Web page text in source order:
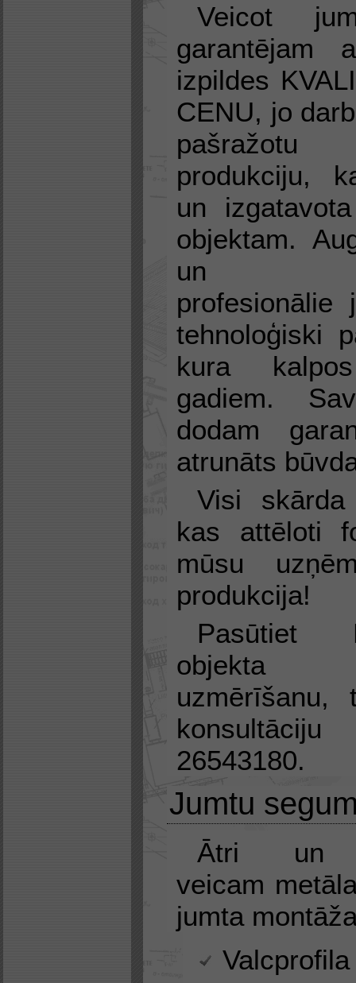
Veicot
garantējam
izpildes
CENU, jo
produkciju,
un
objektam.
un
profesionālie
tehnoloģiski
kura
gadiem.
dodam
atrunāts
Visi skārda
kas attēloti
mūsu
produkcija!
Pasūtiet
objekta
uzmērīšanu,
26543180.
Jumtu
Ātri un
veicam
jumta